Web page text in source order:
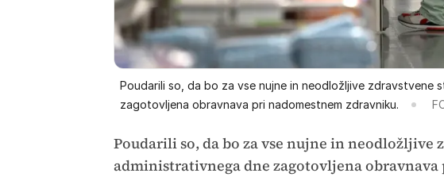
Poudarili so, da bo za vse nujne in neodložljive zdravstvene
zagotovljena obravnava pri nadomestnem zdravniku.
Poudarili so, da bo za vse nujne in neodložljive
administrativnega dne zagotovljena